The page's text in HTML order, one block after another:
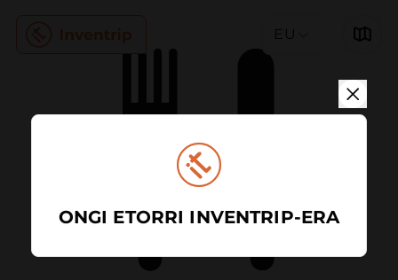
EU
ONGI ETORRI INVENTRIP-ERA